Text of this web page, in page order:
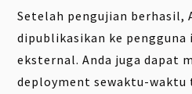
Setelah pengujian berhasil,
dipublikasikan ke
eksternal. Anda juga dapat
deployment sewaktu-waktu